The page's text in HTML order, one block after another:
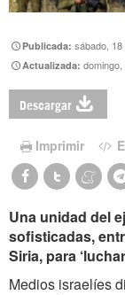
Publicada:sábado,
Actualizada:
Descargar
Imprimir
Una unidad del
sofisticadas,
Siria, para
Medios israelíes